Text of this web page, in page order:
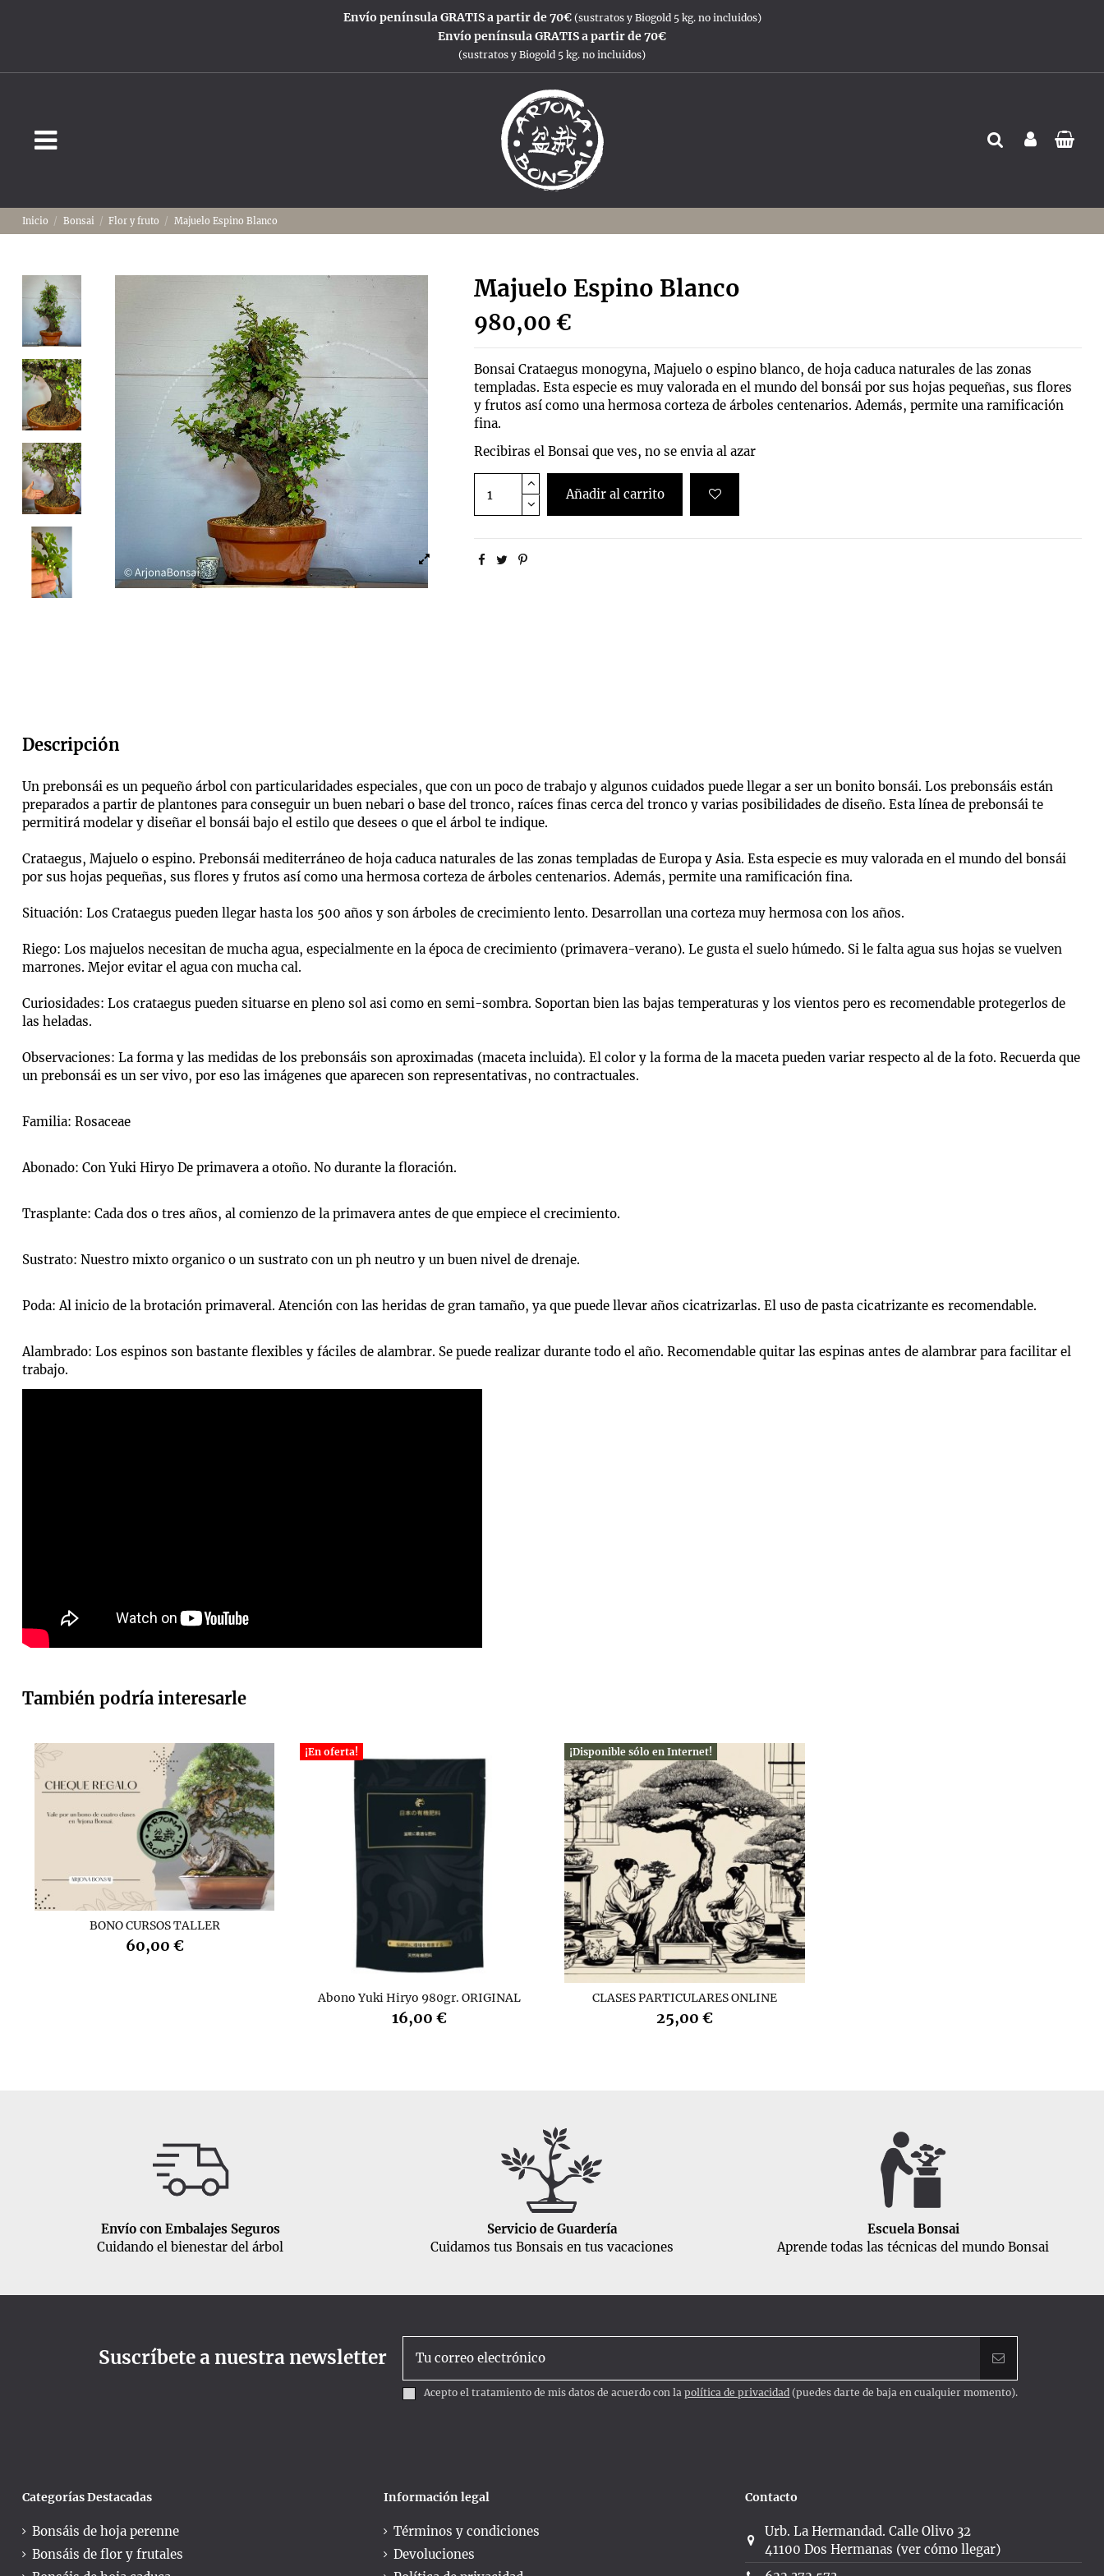
Envío península GRATIS a partir de 70€ (sustratos y Biogold 5 kg. no incluidos)
Envío península GRATIS a partir de 70€
(sustratos y Biogold 5 kg. no incluidos)
Inicio Bonsai Flor y fruto Majuelo Espino Blanco
Majuelo Espino Blanco
980,00 €
Bonsai Crataegus monogyna, Majuelo o espino blanco, de hoja caduca naturales de las zonas
templadas. Esta especie es muy valorada en el mundo del bonsái por sus hojas pequeñas, sus flores
y frutos así como una hermosa corteza de árboles centenarios. Además, permite una ramificación
fina.
Recibiras el Bonsai que ves, no se envia al azar
Añadir al carrito
Descripción
Un prebonsái es un pequeño árbol con particularidades especiales, que con un poco de trabajo y algunos cuidados puede llegar a ser un bonito bonsái. Los prebonsáis están
preparados a partir de plantones para conseguir un buen nebari o base del tronco, raíces finas cerca del tronco y varias posibilidades de diseño. Esta línea de prebonsái te
permitirá modelar y diseñar el bonsái bajo el estilo que desees o que el árbol te indique.
Crataegus, Majuelo o espino. Prebonsái mediterráneo de hoja caduca naturales de las zonas templadas de Europa y Asia. Esta especie es muy valorada en el mundo del bonsái
por sus hojas pequeñas, sus flores y frutos así como una hermosa corteza de árboles centenarios. Además, permite una ramificación fina.
Situación: Los Crataegus pueden llegar hasta los 500 años y son árboles de crecimiento lento. Desarrollan una corteza muy hermosa con los años.
Riego: Los majuelos necesitan de mucha agua, especialmente en la época de crecimiento (primavera-verano). Le gusta el suelo húmedo. Si le falta agua sus hojas se vuelven
marrones. Mejor evitar el agua con mucha cal.
Curiosidades: Los crataegus pueden situarse en pleno sol asi como en semi-sombra. Soportan bien las bajas temperaturas y los vientos pero es recomendable protegerlos de
las heladas.
Observaciones: La forma y las medidas de los prebonsáis son aproximadas (maceta incluida). El color y la forma de la maceta pueden variar respecto al de la foto. Recuerda que
un prebonsái es un ser vivo, por eso las imágenes que aparecen son representativas, no contractuales.
Familia: Rosaceae
Abonado: Con Yuki Hiryo De primavera a otoño. No durante la floración.
Trasplante: Cada dos o tres años, al comienzo de la primavera antes de que empiece el crecimiento.
Sustrato: Nuestro mixto organico o un sustrato con un ph neutro y un buen nivel de drenaje.
Poda: Al inicio de la brotación primaveral. Atención con las heridas de gran tamaño, ya que puede llevar años cicatrizarlas. El uso de pasta cicatrizante es recomendable.
Alambrado: Los espinos son bastante flexibles y fáciles de alambrar. Se puede realizar durante todo el año. Recomendable quitar las espinas antes de alambrar para facilitar el
trabajo.
También podría interesarle
BONO CURSOS TALLER
60,00 €
¡En oferta!
Abono Yuki Hiryo 980gr. ORIGINAL
16,00 €
¡Disponible sólo en Internet!
CLASES PARTICULARES ONLINE
25,00 €
Envío con Embalajes Seguros
Cuidando el bienestar del árbol
Servicio de Guardería
Cuidamos tus Bonsais en tus vacaciones
Escuela Bonsai
Aprende todas las técnicas del mundo Bonsai
Suscríbete a nuestra newsletter
Acepto el tratamiento de mis datos de acuerdo con lapolítica de privacidad (puedes darte de baja en cualquier momento).
Categorías Destacadas
Bonsáis de hoja perenne
Bonsáis de flor y frutales
Información legal
Términos y condiciones
Devoluciones
Contacto
Urb. La Hermandad. Calle Olivo 32
41100 Dos Hermanas (ver cómo llegar)